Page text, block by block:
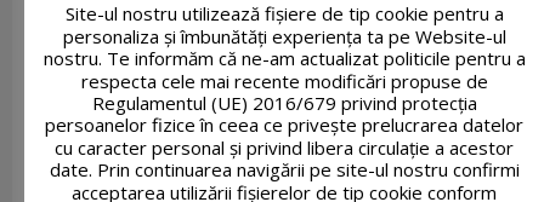
Site-ul nostru utilizează fişiere de tip cookie pentru a
personaliza și îmbunătăți experiența ta pe Website-ul
nostru. Te informăm că ne-am actualizat politicile pentru a
respecta cele mai recente modificări propuse de
Regulamentul (UE) 2016/679 privind protecția
persoanelor fizice în ceea ce privește prelucrarea datelor
cu caracter personal și privind libera circulație a acestor
date. Prin continuarea navigării pe site-ul nostru confirmi
acceptarea utilizării fişierelor de tip cookie conform